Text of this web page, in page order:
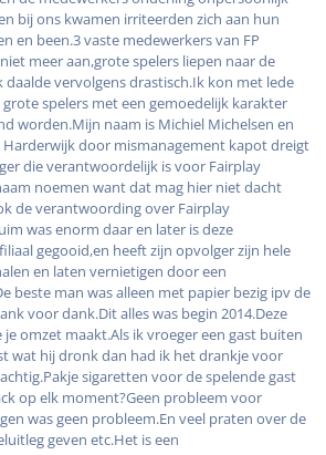
bij ons kwamen irriteerden zich aan hun
en been.3 vaste medewerkers van FP
meer aan,grote spelers liepen naar de
daalde vervolgens drastisch.Ik kon met lede
spelers met een gemoedelijk karakter
worden.Mijn naam is Michiel Michelsen en
Harderwijk door mismanagement kapot dreigt
die verantwoordelijk is voor Fairplay
noemen want dat mag hier niet dacht
de verantwoording over Fairplay
was enorm daar en later is deze
gegooid,en heeft zijn opvolger zijn hele
en laten vernietigen door een
beste man was alleen met papier bezig ipv de
voor dank.Dit alles was begin 2014.Deze
omzet maakt.Als ik vroeger een gast buiten
wat hij dronk dan had ik het drankje voor
sigaretten voor de spelende gast
op elk moment?Geen probleem voor
was geen probleem.En veel praten over de
geven etc.Het is een